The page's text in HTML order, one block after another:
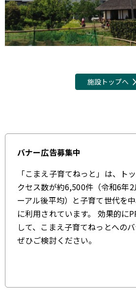
施設トップへ
バナー広告募集中
「こまえ子育てねっと」は、ト
クセス数が約6,500件（令和6年
ーアル後平均）と子育て世代を
に利用されています。 効果的に
して、こまえ子育てねっとへの
ぜひご検討ください。